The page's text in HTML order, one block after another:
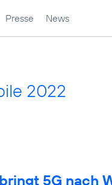
Presse News
2022
5G nach